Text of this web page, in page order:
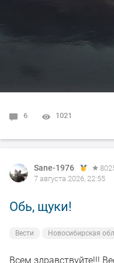
6 1021
Sane-1976
7 августа 2026, 22:55
Обь, щуки!
Вести Новосибирская
Всем здравствуйте!!!